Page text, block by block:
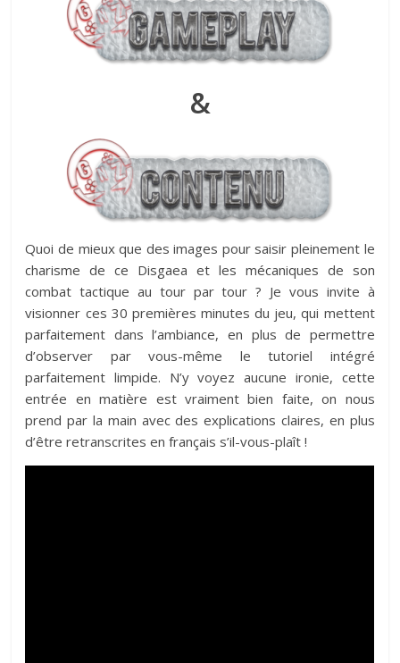
&
Quoi de mieux que des images pour saisir pleinement le
charisme de ce Disgaea et les mécaniques de son
combat tactique au tour par tour ? Je vous invite à
visionner ces 30 premières minutes du jeu, qui mettent
parfaitement dans l’ambiance, en plus de permettre
d’observer par vous-même le tutoriel intégré
parfaitement limpide. N’y voyez aucune ironie, cette
entrée en matière est vraiment bien faite, on nous
prend par la main avec des explications claires, en plus
d’être retranscrites en français s’il-vous-plaît !